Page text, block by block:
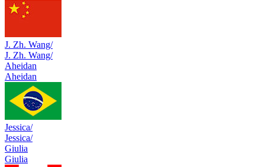
J. Zh. Wang/
J. Zh. Wang/
Aheidan
Aheidan
Jessica/
Jessica/
Giulia
Giulia